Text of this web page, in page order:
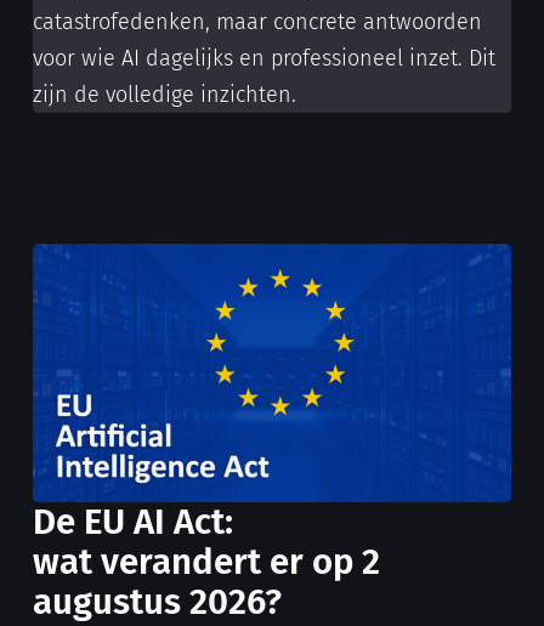
catastrofedenken, maar concrete antwoorden
voor wie AI dagelijks en professioneel inzet. Dit
zijn de volledige inzichten.
De EU AI Act:
wat verandert er op 2
augustus 2026?